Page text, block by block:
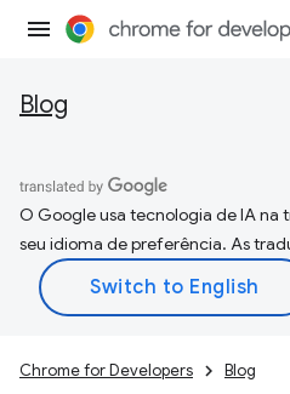
Blog
O Google usa tecnologia de IA na
seu idioma de preferência. As
Chrome for Developers Blog